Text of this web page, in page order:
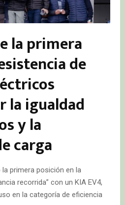
la primera
de
la igualdad
y la
carga
la primera posición en la
recorrida” con un KIA EV4,
en la categoría de eficiencia